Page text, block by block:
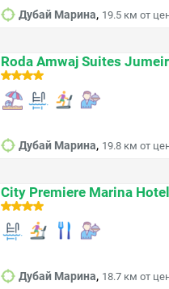
Дубай Марина, 19.5 км от
Roda Amwaj Suites
Дубай Марина, 19.8 км от
City Premiere Marina
Дубай Марина, 18.7 км от